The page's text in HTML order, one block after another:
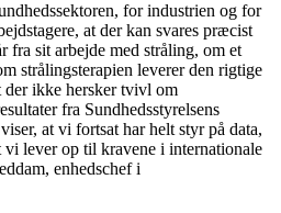
for industrien og for
at der kan svares præcist
fra sit arbejde med stråling, om et
strålingsterapien leverer den rigtige
der ikke hersker tvivl om
fra Sundhedsstyrelsens
at vi fortsat har helt styr på data,
lever op til kravene i internationale
enhedschef i